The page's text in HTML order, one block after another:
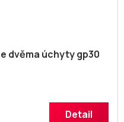
dvěma úchyty gp30
Detail